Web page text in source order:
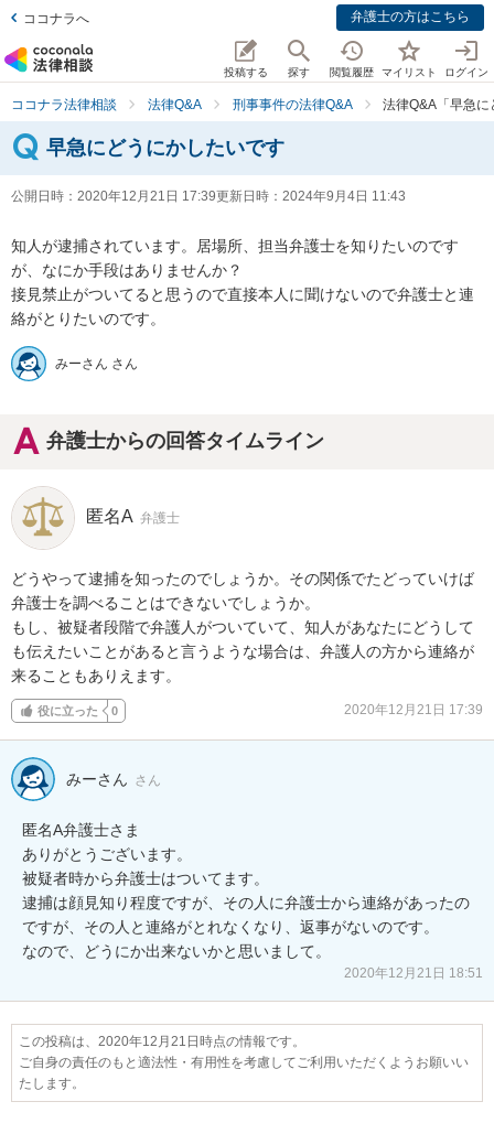
ココナラへ 弁護士の方はこちら
投稿する 探す 閲覧履歴 マイリスト ログイン
ココナラ法律相談 法律Q&A 刑事事件の法律Q&A 法律Q&A「早急
早急にどうにかしたいです
公開日時： 2020年12月21日 17:39更新日時： 2024年9月4日 11:43
知人が逮捕されています。居場所、担当弁護士を知りたいのです
が、なにか手段はありませんか？
接見禁止がついてると思うので直接本人に聞けないので弁護士と連
絡がとりたいのです。
みーさん さん
弁護士からの回答タイムライン
匿名A 弁護士
どうやって逮捕を知ったのでしょうか。その関係でたどっていけば
弁護士を調べることはできないでしょうか。
もし、被疑者段階で弁護人がついていて、知人があなたにどうして
も伝えたいことがあると言うような場合は、弁護人の方から連絡が
来ることもありえます。
役に立った 0 2020年12月21日 17:39
みーさん さん
匿名A弁護士さま
ありがとうございます。
被疑者時から弁護士はついてます。
逮捕は顔見知り程度ですが、その人に弁護士から連絡があったの
ですが、その人と連絡がとれなくなり、返事がないのです。
なので、どうにか出来ないかと思いまして。
2020年12月21日 18:51
この投稿は、2020年12月21日時点の情報です。
ご自身の責任のもと適法性・有用性を考慮してご利用いただくようお願いい
たします。